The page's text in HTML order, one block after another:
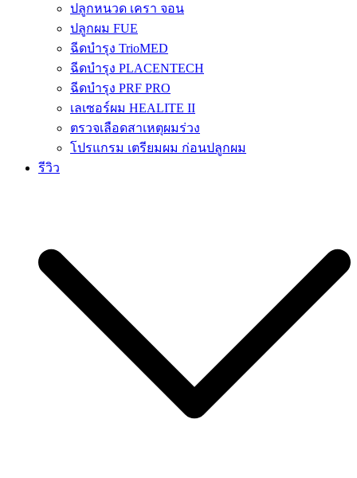
ปลูกหนวด เครา จอน
ปลูกผม FUE
ฉีดบำรุง TrioMED
ฉีดบำรุง PLACENTECH
ฉีดบำรุง PRF PRO
เลเซอร์ผม HEALITE II
ตรวจเลือดสาเหตุผมร่วง
โปรแกรม เตรียมผม ก่อนปลูกผม
รีวิว